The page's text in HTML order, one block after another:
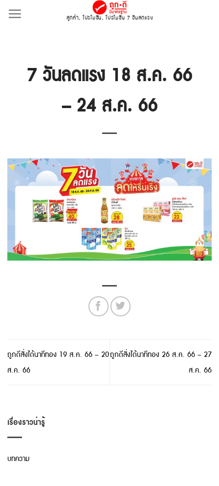
Skip
ลูกค้า, โปรโมชั่น,โปรโมชั่น 7 วันลดแรง
7 วันลดแรง 18 ส.ค. 66
– 24 ส.ค. 66
ถูกดีสั่งได้นาทีทอง 19 ส.ค. 66 – 20
ส.ค. 66
ถูกดีสั่งได้นาทีทอง 26 ส.ค. 66 – 27
ส.ค. 66
เรื่องราวน่ารู้
บทความ